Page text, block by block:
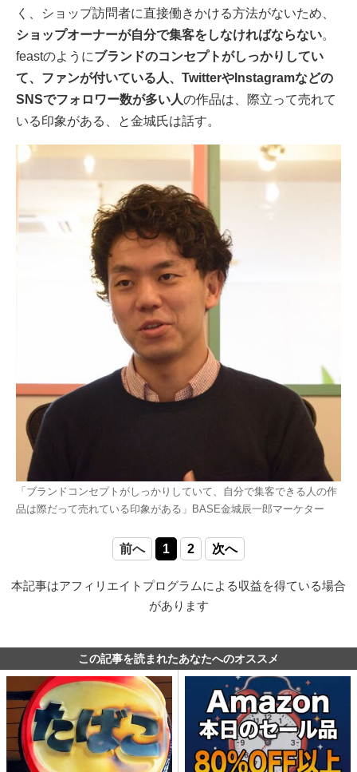
く、ショップ訪問者に直接働きかける方法がないため、
ショップオーナーが自分で集客をしなければならない。
feastのようにブランドのコンセプトがしっかりしてい
て、ファンが付いている人、TwitterやInstagramなどの
SNSでフォロワー数が多い人の作品は、際立って売れて
いる印象がある、と金城氏は話す。
「ブランドコンセプトがしっかりしていて、自分で集客できる人の作
品は際だって売れている印象がある」BASE金城辰一郎マーケター
前へ 1 2 次へ
本記事はアフィリエイトプログラムによる収益を得ている場合
があります
この記事を読まれたあなたへのオススメ